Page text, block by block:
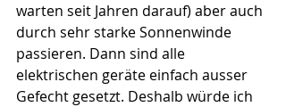
warten seit Jahren darauf) aber auch
durch sehr starke Sonnenwinde
passieren. Dann sind alle
elektrischen geräte einfach ausser
Gefecht gesetzt. Deshalb würde ich